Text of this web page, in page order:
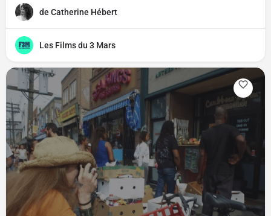
de Catherine Hébert
Les Films du 3 Mars